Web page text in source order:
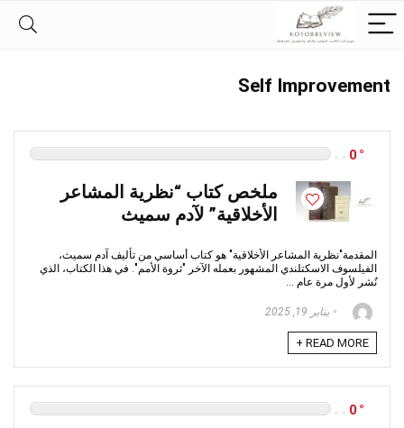
Self Improvement
0
ملخص كتاب “نظرية المشاعر
الأخلاقية” لآدم سميث
المقدمة"نظرية المشاعر الأخلاقية" هو كتاب أساسي من تأليف آدم سميث،
الفيلسوف الاسكتلندي المشهور بعمله الآخر "ثروة الأمم". في هذا الكتاب، الذي
نُشر لأول مرة عام ...
يناير 19, 2025
READ MORE +
0